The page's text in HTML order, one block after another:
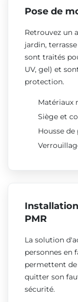
Pose de
Retrouvez un
jardin,
sont traités
UV, gel) et
protection.
Matériaux
Siège et
Housse
PMR
La solution
personnes en
permettent de
quitter son
sécurité.